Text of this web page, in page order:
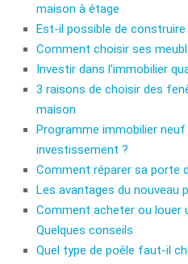
maison à étage
Est-il possible de
Comment choisir ses
Investir dans l’immobilier
3 raisons de choisir des
maison
Programme immobilier
investissement ?
Comment réparer sa porte
Les avantages du nouveau
Comment acheter ou louer
Quelques conseils
Quel type de poêle faut-il